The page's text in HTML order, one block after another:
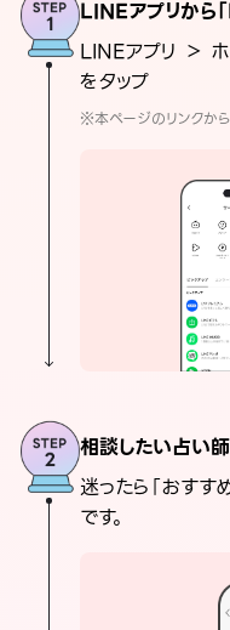
LINEアプリから
LINEアプリ ＞
をタップ
※本ページのリンクか
相談したい占い
迷ったら「おすす
です。